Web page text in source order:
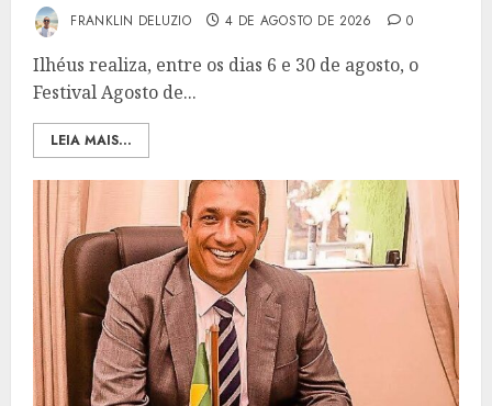
FRANKLIN DELUZIO 4 DE AGOSTO DE 2026 0
Ilhéus realiza, entre os dias 6 e 30 de agosto, o
Festival Agosto de...
LEIA MAIS...